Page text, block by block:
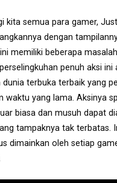
kita semua para gamer,
dengan
memiliki beberapa
penuh aksi ini
terbuka terbaik yang
waktu yang lama. Aksinya
biasa dan musuh dapat
tampaknya tak terbatas.
dimainkan oleh setiap